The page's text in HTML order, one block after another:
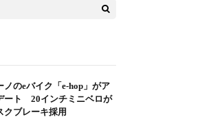
ノのeバイク「e-hop」がア
ート 20インチミニベロが
クブレーキ採用